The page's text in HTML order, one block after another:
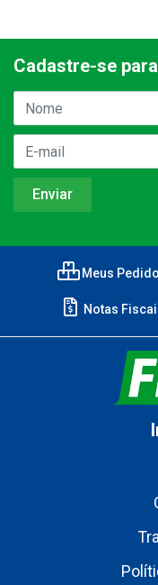
Cadastre-se
Meus
Notas